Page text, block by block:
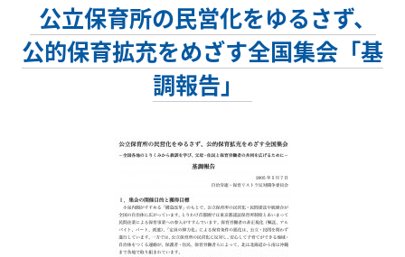
公立保育所の民営化をゆるさず、
公的保育拡充をめざす全国集会「基
調報告」